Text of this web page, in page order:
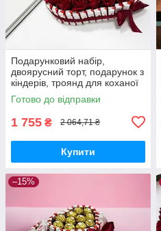
Подарунковий набір,
двоярусний торт, подарунок з
кіндерів, троянд для коханої
дівчини, дочки, дружини на
день народження
Готово до відправки
1 755 ₴ 2 064,71 ₴
Купити
–15%